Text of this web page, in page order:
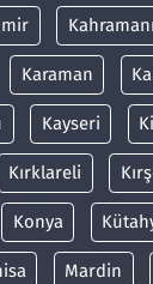
Karaman
Kayseri
Kırklareli
Konya
Mardin